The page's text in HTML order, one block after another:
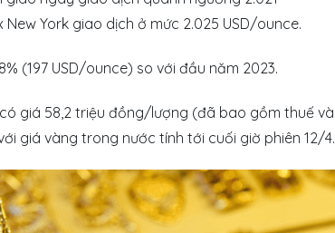
York giao dịch ở mức 2.025 USD/ounce.
(197 USD/ounce) so với đầu năm 2023.
giá 58,2 triệu đồng/lượng (đã bao gồm thuế và
giá vàng trong nước tính tới cuối giờ phiên 12/4.